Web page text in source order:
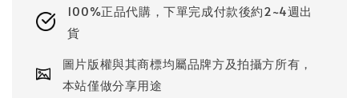
100%正品代購，下單完成付款後約2~4週出
貨
圖片版權與其商標均屬品牌方及拍攝方所有，
本站僅做分享用途